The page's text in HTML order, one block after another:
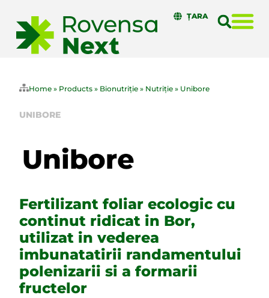
ȚARA
Home » Products » Bionutriție » Nutriție » Unibore
UNIBORE
Fertilizant foliar ecologic cu
continut ridicat in Bor,
utilizat in vederea
imbunatatirii randamentului
polenizarii si a formarii
fructelor